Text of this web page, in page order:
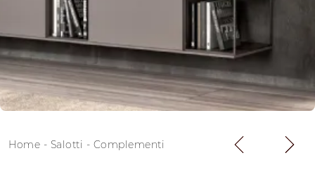
Home - Salotti - Complementi